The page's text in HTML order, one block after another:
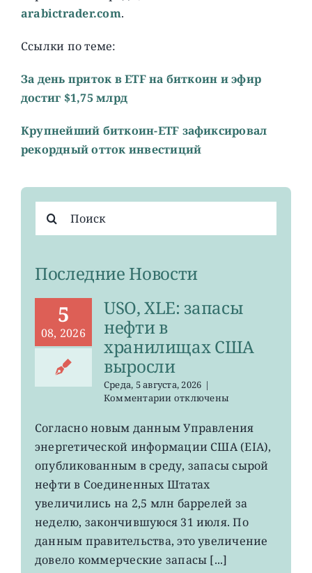
arabictrader.com.
Ссылки по теме:
За день приток в ETF на биткоин и эфир
достиг $1,75 млрд
Крупнейший биткоин-ETF зафиксировал
рекордный отток инвестиций
поиска:
Последние Новости
5
08, 2026
USO, XLE: запасы
нефти в
хранилищах США
выросли
Среда, 5 августа, 2026 |
Комментариик
USO,
запасы
нефти
хранилищах
США
выросли
отключены
Согласно новым данным Управления
энергетической информации США (EIA),
опубликованным в среду, запасы сырой
нефти в Соединенных Штатах
увеличились на 2,5 млн баррелей за
неделю, закончившуюся 31 июля. По
данным правительства, это увеличение
довело коммерческие запасы [...]